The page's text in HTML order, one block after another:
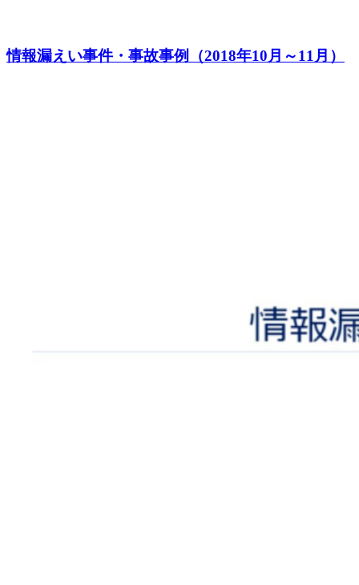
情報漏えい事件・事故事例（2018年10月～11月）